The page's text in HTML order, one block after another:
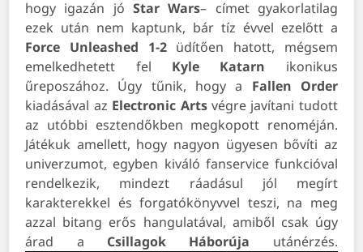
hogy igazán jó Star Wars– címet gyakorlatilag
ezek után nem kaptunk, bár tíz évvel ezelőtt a
Force Unleashed 1-2üdítően hatott, mégsem
emelkedhetett fel Kyle Katarn ikonikus
űreposzához. Úgy tűnik, hogy a Fallen Order
kiadásával az Electronic Artsvégre javítani tudott
az utóbbi esztendőkben megkopott renoméján.
Játékuk amellett, hogy nagyon ügyesen bővíti az
univerzumot, egyben kiváló fanservice funkcióval
rendelkezik, mindezt ráadásul jól megírt
karakterekkel és forgatókönyvvel teszi, na meg
azzal bitang erős hangulatával, amiből csak úgy
árad a Csillagok Háborúja utánérzés.